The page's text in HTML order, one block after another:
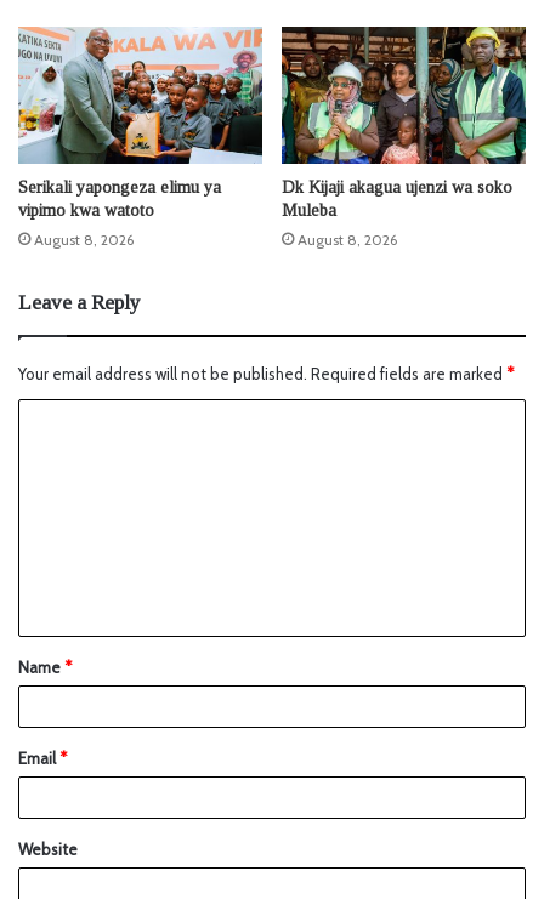
Serikali yapongeza elimu ya
vipimo kwa watoto
August 8, 2026
Dk Kijaji akagua ujenzi wa soko
Muleba
August 8, 2026
Leave a Reply
Your email address will not be published. Required fields are marked *
Name*
Email*
Website